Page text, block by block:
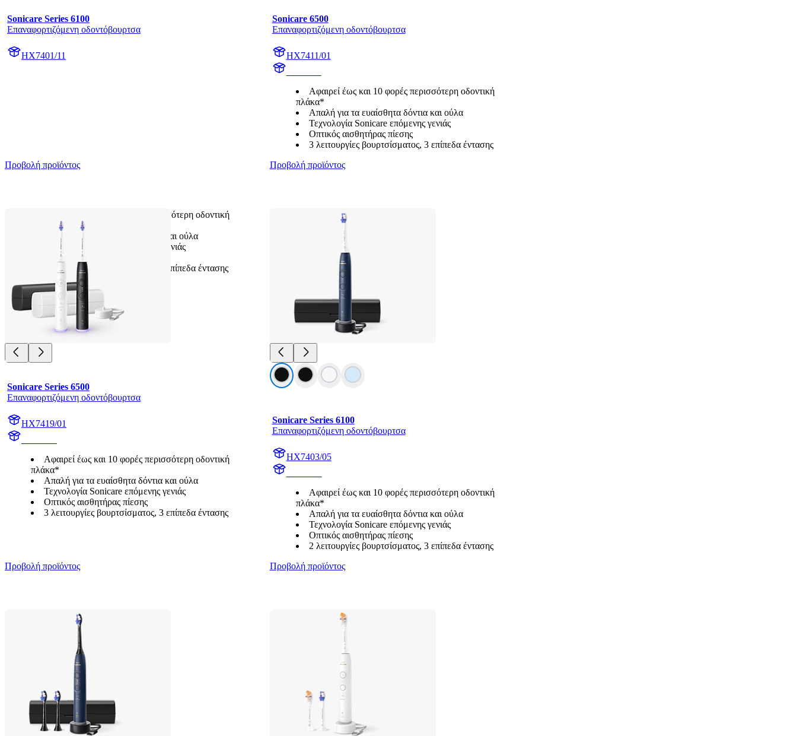
Sonicare Series 6100
Επαναφορτιζόμενη οδοντόβουρτσα
HX7401/11
Αφαιρεί έως και 10 φορές περισσότερη οδοντική
πλάκα*
Απαλή για τα ευαίσθητα δόντια και ούλα
Τεχνολογία Sonicare επόμενης γενιάς
Οπτικός αισθητήρας πίεσης
2 λειτουργίες βουρτσίσματος, 3 επίπεδα έντασης
Προβολή προϊόντος
Sonicare 6500
Επαναφορτιζόμενη οδοντόβουρτσα
HX7411/01
Αφαιρεί έως και 10 φορές περισσότερη οδοντική
πλάκα*
Απαλή για τα ευαίσθητα δόντια και ούλα
Τεχνολογία Sonicare επόμενης γενιάς
Οπτικός αισθητήρας πίεσης
3 λειτουργίες βουρτσίσματος, 3 επίπεδα έντασης
Προβολή προϊόντος
Sonicare Series 6500
Επαναφορτιζόμενη οδοντόβουρτσα
HX7419/01
Αφαιρεί έως και 10 φορές περισσότερη οδοντική
πλάκα*
Απαλή για τα ευαίσθητα δόντια και ούλα
Τεχνολογία Sonicare επόμενης γενιάς
Οπτικός αισθητήρας πίεσης
3 λειτουργίες βουρτσίσματος, 3 επίπεδα έντασης
Προβολή προϊόντος
Sonicare Series 6100
Επαναφορτιζόμενη οδοντόβουρτσα
HX7403/05
Αφαιρεί έως και 10 φορές περισσότερη οδοντική
πλάκα*
Απαλή για τα ευαίσθητα δόντια και ούλα
Τεχνολογία Sonicare επόμενης γενιάς
Οπτικός αισθητήρας πίεσης
2 λειτουργίες βουρτσίσματος, 3 επίπεδα έντασης
Προβολή προϊόντος